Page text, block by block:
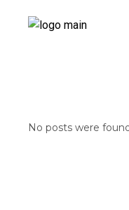
No posts were